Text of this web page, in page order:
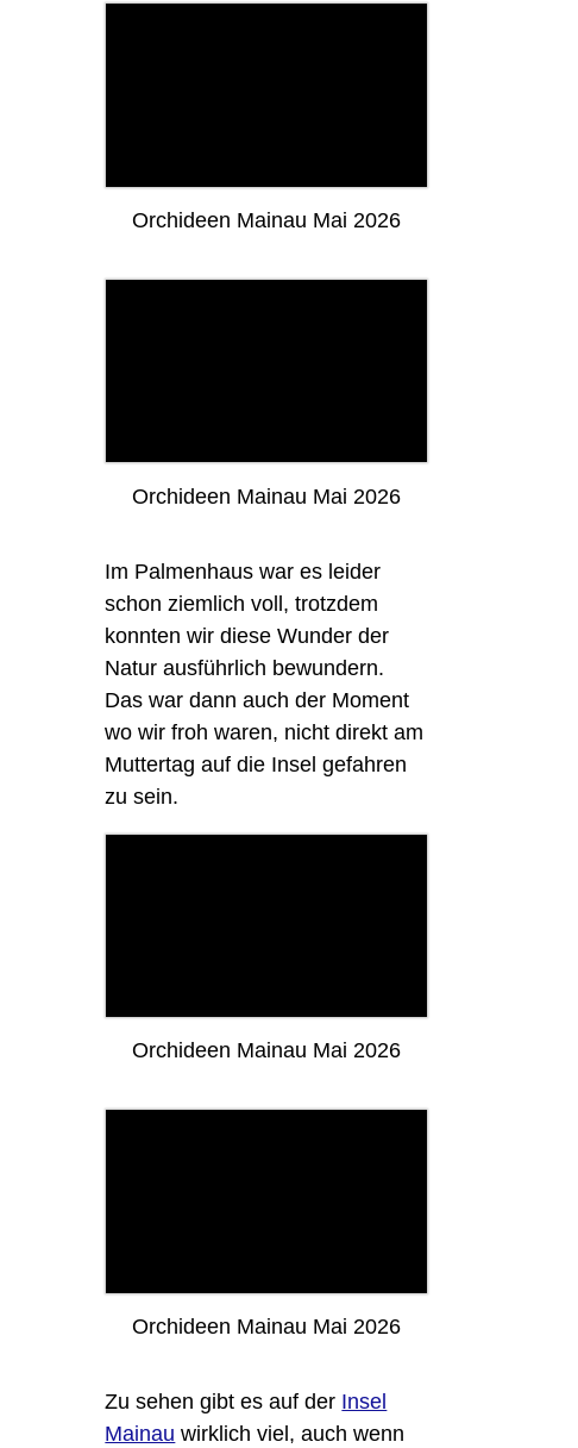
Orchideen Mainau Mai 2026
Orchideen Mainau Mai 2026
Im Palmenhaus war es leider
schon ziemlich voll, trotzdem
konnten wir diese Wunder der
Natur ausführlich bewundern.
Das war dann auch der Moment
wo wir froh waren, nicht direkt am
Muttertag auf die Insel gefahren
zu sein.
Orchideen Mainau Mai 2026
Orchideen Mainau Mai 2026
Zu sehen gibt es auf der Insel
Mainau wirklich viel, auch wenn